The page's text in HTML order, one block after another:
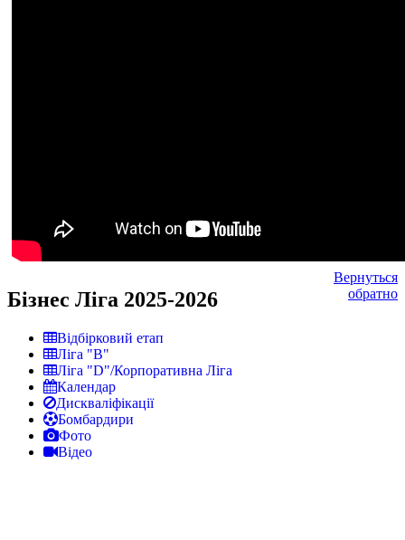
Вернуться
обратно
Бізнес Ліга 2025-2026
Відбірковий етап
Ліга "В"
Ліга "D"/Корпоративна Ліга
Календар
Дискваліфікації
Бомбардири
Фото
Відео